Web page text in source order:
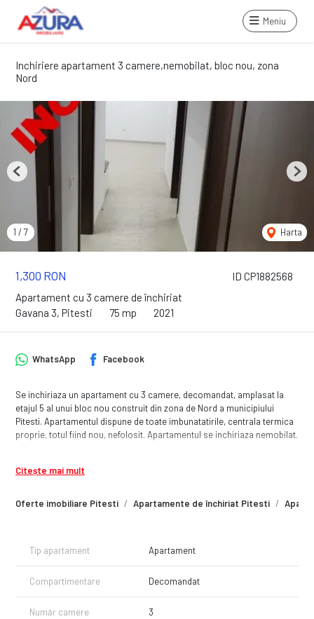
Meniu
Inchiriere apartament 3 camere,nemobilat, bloc nou, zona
Nord
ID CP1882568
1,300 RON
Apartament cu 3 camere de închiriat
Gavana 3, Pitesti
75 mp 2021
1 / 7 Harta
Previous Next
Oferte imobiliare Pitesti Apartamente de închiriat Pitesti
WhatsApp Facebook
Se inchiriaza un apartament cu 3 camere, decomandat, amplasat la
etajul 5 al unui bloc nou construit din zona de Nord a municipiului
Pitesti. Apartamentul dispune de toate imbunatatirile, centrala termica
proprie, totul fiind nou, nefolosit. Apartamentul se inchiriaza nemobilat.
Citește mai mult
Tip apartament Apartament
Compartimentare Decomandat
Număr camere 3